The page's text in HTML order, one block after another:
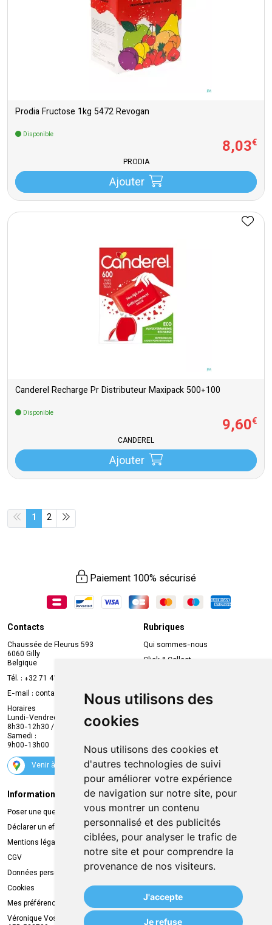
Nous utilisons des
cookies
Nous utilisons des cookies et
d'autres technologies de suivi
pour améliorer votre expérience
de navigation sur notre site, pour
vous montrer un contenu
personnalisé et des publicités
ciblées, pour analyser le trafic de
notre site et pour comprendre la
provenance de nos visiteurs.
J'accepte
Je refuse
Prodia Fructose 1kg 5472 Revogan
Disponible
8,03€
PRODIA
Ajouter
Canderel Recharge Pr Distributeur Maxipack 500+100
Disponible
9,60€
CANDEREL
Ajouter
1 2
Paiement 100% sécurisé
Contacts
Chaussée de Fleurus 593
6060 Gilly
Belgique
Tél. : +32 71 41 32 10
E-mail : contact
mvapharma.be
Horaires
Lundi-Vendredi :
8h30-12h30 / 13h30-18h30
Samedi :
9h00-13h00
Venir à la pharmacie
Rubriques
Qui sommes-nous
Click & Collect
Compte professionnel
Envoi d’ordonnance
Suivez-nous
Informations légales
Poser une question
Déclarer un effet indésirable
Mentions légales
CGV
Données personnelles
Cookies
Mes préférences Cookies
Véronique Vos
Livraison
Retrait à la pharmacie
Livraison chez vous
Livraison dans un Point Relais